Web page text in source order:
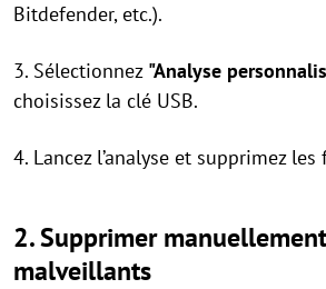
Bitdefender, etc.).
3. Sélectionnez "Analyse
choisissez la clé USB.
4. Lancez l’analyse et supprimez
2. Supprimer
malveillants